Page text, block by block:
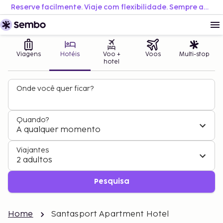
Reserve facilmente. Viaje com flexibilidade. Sempre ao melhor preço.
Viagens Hotéis
Voo +
hotel
Voos Multi-stop
Onde você quer ficar?
Quando?
A qualquer momento
Viajantes
2 adultos
Pesquisa
Home Santasport Apartment Hotel